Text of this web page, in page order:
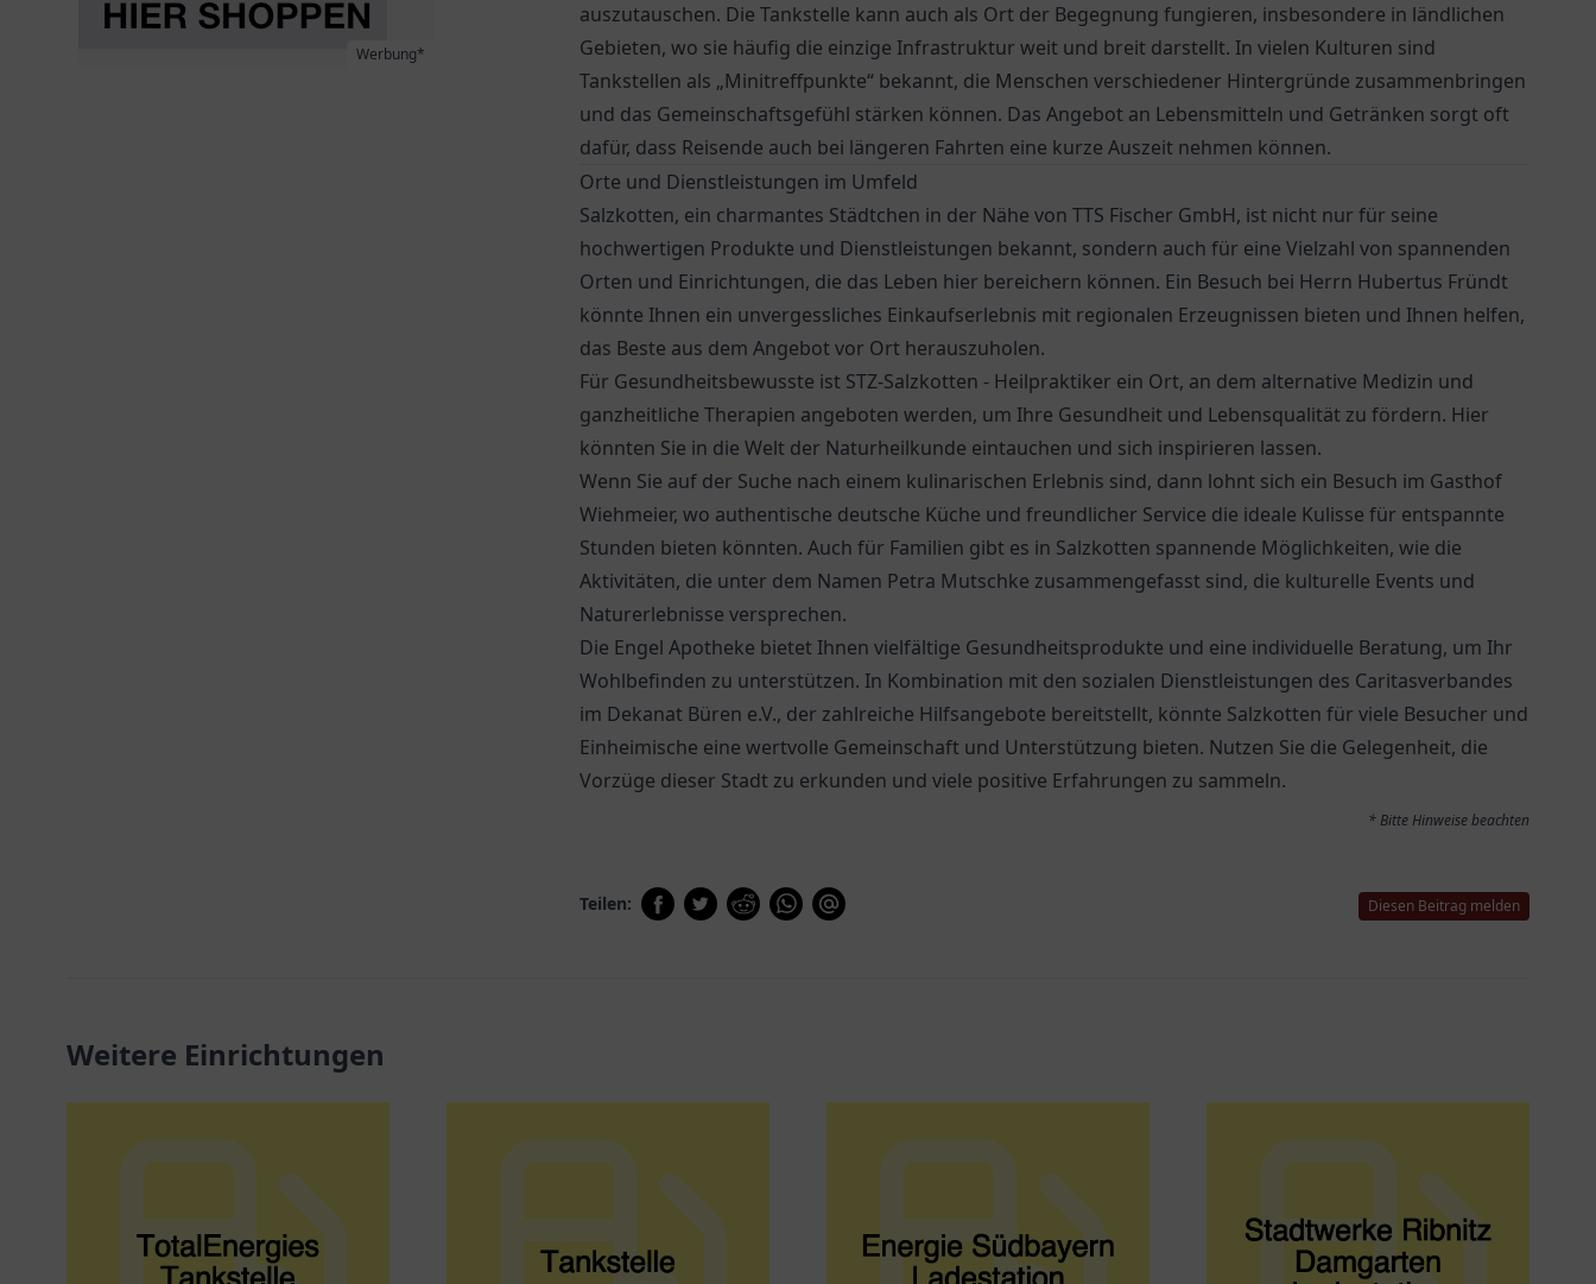
Werbung*
auszutauschen. Die Tankstelle kann auch als Ort der Begegnung fungieren, insbesondere in ländlichen
Gebieten, wo sie häufig die einzige Infrastruktur weit und breit darstellt. In vielen Kulturen sind
Tankstellen als „Minitreffpunkte“ bekannt, die Menschen verschiedener Hintergründe zusammenbringen
und das Gemeinschaftsgefühl stärken können. Das Angebot an Lebensmitteln und Getränken sorgt oft
dafür, dass Reisende auch bei längeren Fahrten eine kurze Auszeit nehmen können.
Orte und Dienstleistungen im Umfeld
Salzkotten, ein charmantes Städtchen in der Nähe von TTS Fischer GmbH, ist nicht nur für seine
hochwertigen Produkte und Dienstleistungen bekannt, sondern auch für eine Vielzahl von spannenden
Orten und Einrichtungen, die das Leben hier bereichern können. Ein Besuch bei Herrn Hubertus Fründt
könnte Ihnen ein unvergessliches Einkaufserlebnis mit regionalen Erzeugnissen bieten und Ihnen helfen,
das Beste aus dem Angebot vor Ort herauszuholen.
Für Gesundheitsbewusste ist STZ-Salzkotten - Heilpraktiker ein Ort, an dem alternative Medizin und
ganzheitliche Therapien angeboten werden, um Ihre Gesundheit und Lebensqualität zu fördern. Hier
könnten Sie in die Welt der Naturheilkunde eintauchen und sich inspirieren lassen.
Wenn Sie auf der Suche nach einem kulinarischen Erlebnis sind, dann lohnt sich ein Besuch im Gasthof
Wiehmeier, wo authentische deutsche Küche und freundlicher Service die ideale Kulisse für entspannte
Stunden bieten könnten. Auch für Familien gibt es in Salzkotten spannende Möglichkeiten, wie die
Aktivitäten, die unter dem Namen Petra Mutschke zusammengefasst sind, die kulturelle Events und
Naturerlebnisse versprechen.
Die Engel Apotheke bietet Ihnen vielfältige Gesundheitsprodukte und eine individuelle Beratung, um Ihr
Wohlbefinden zu unterstützen. In Kombination mit den sozialen Dienstleistungen des Caritasverbandes
im Dekanat Büren e.V., der zahlreiche Hilfsangebote bereitstellt, könnte Salzkotten für viele Besucher und
Einheimische eine wertvolle Gemeinschaft und Unterstützung bieten. Nutzen Sie die Gelegenheit, die
Vorzüge dieser Stadt zu erkunden und viele positive Erfahrungen zu sammeln.
* Bitte Hinweise beachten
Teilen: Diesen Beitrag melden
Weitere Einrichtungen